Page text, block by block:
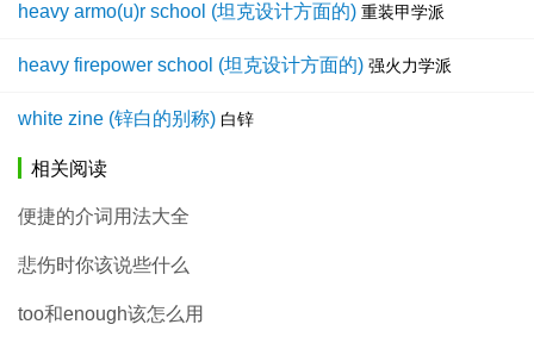
heavy armo(u)r school (坦克设计方面的) 重装甲学派
heavy firepower school (坦克设计方面的) 强火力学派
white zine (锌白的别称) 白锌
相关阅读
便捷的介词用法大全
悲伤时你该说些什么
too和enough该怎么用